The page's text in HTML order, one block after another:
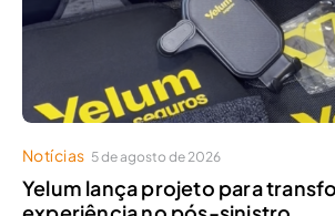
Notícias 5 de agosto de 2026
Yelum lança projeto para